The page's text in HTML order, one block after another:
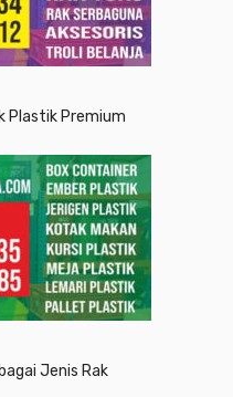
Plastik Premium
Jenis Rak